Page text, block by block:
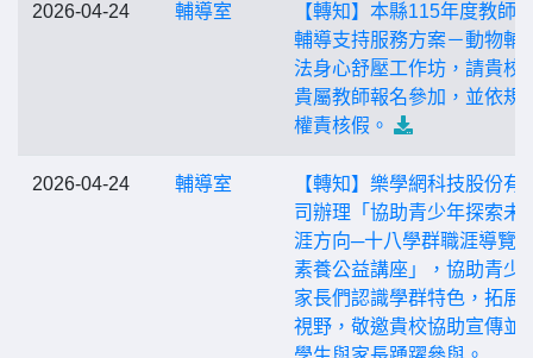
2026-04-24 輔導室
【轉知】本縣115年度教師
輔導支持服務方案－動物輔
法身心舒壓工作坊，請貴校
貴屬教師報名參加，並依規
權責核假。
2026-04-24 輔導室
【轉知】樂學網科技股份有
司辦理「協助青少年探索未
涯方向─十八學群職涯導覽
素養公益講座」，協助青少
家長們認識學群特色，拓展
視野，敬邀貴校協助宣傳並